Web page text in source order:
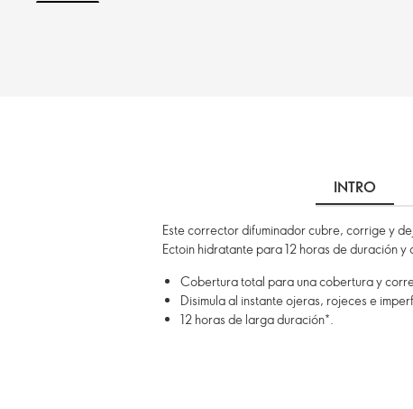
INTRO
Este corrector difuminador cubre, corrige y
Ectoin hidratante para 12 horas de duración y
Cobertura total para una cobertura y
Disimula al instante ojeras, rojeces e
12 horas de larga duración*.